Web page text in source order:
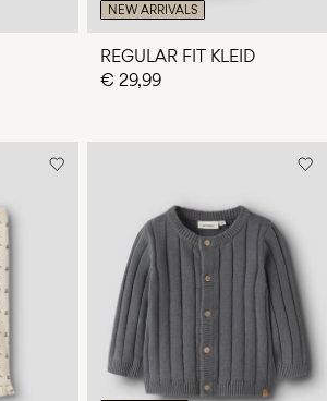
NEW ARRIVALS
REGULAR FIT KLEID
€ 29,99